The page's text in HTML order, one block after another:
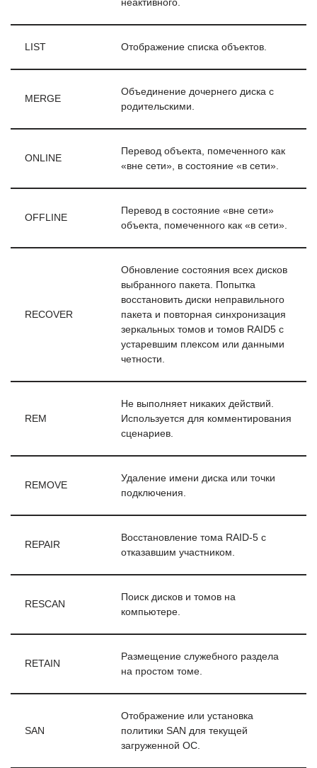
неактивного.
LIST Отображение списка объектов.
MERGE
Объединение дочернего диска с
родительскими.
ONLINE
Перевод объекта, помеченного как
«вне сети», в состояние «в сети».
OFFLINE
Перевод в состояние «вне сети»
объекта, помеченного как «в сети».
RECOVER
Обновление состояния всех дисков
выбранного пакета. Попытка
восстановить диски неправильного
пакета и повторная синхронизация
зеркальных томов и томов RAID5 с
устаревшим плексом или данными
четности.
REM
Не выполняет никаких действий.
Используется для комментирования
сценариев.
REMOVE
Удаление имени диска или точки
подключения.
REPAIR
Восстановление тома RAID-5 с
отказавшим участником.
RESCAN
Поиск дисков и томов на
компьютере.
RETAIN
Размещение служебного раздела
на простом томе.
SAN
Отображение или установка
политики SAN для текущей
загруженной ОС.